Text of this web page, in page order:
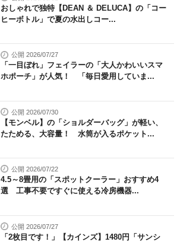
おしゃれで独特【DEAN ＆ DELUCA】の「コー
ヒーボトル」で夏の水出しコー...
公開 2026/07/27
「一目ぼれ」フェイラーの「大人かわいいスマ
ホポーチ」が人気！ 「毎日愛用していま...
公開 2026/07/30
【モンベル】の「ショルダーバッグ」が軽い、
たためる、大容量！ 水筒が入るポケット...
公開 2026/07/22
4.5～8畳用の「スポットクーラー」おすすめ4
選 工事不要ですぐに使える冷房機器...
公開 2026/07/27
「2枚目です！」【カインズ】1480円「サンシ